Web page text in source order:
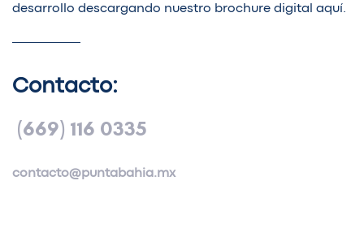
desarrollo descargando nuestro brochure digital aquí.
Contacto:
(669) 116 0335
contacto@puntabahia.mx